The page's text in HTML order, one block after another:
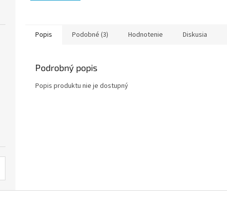
Popis Podobné (3) Hodnotenie Diskusia
Podrobný popis
Popis produktu nie je dostupný